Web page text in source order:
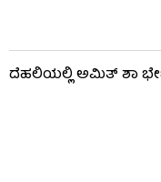
ದೆಹಲಿಯಲ್ಲಿ ಅಮಿತ್ ಶಾ